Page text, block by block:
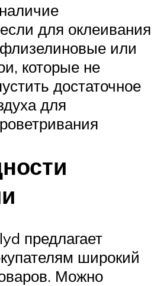
для оклеивания
или
которые не
достаточное
для
предлагает
широкий
Можно